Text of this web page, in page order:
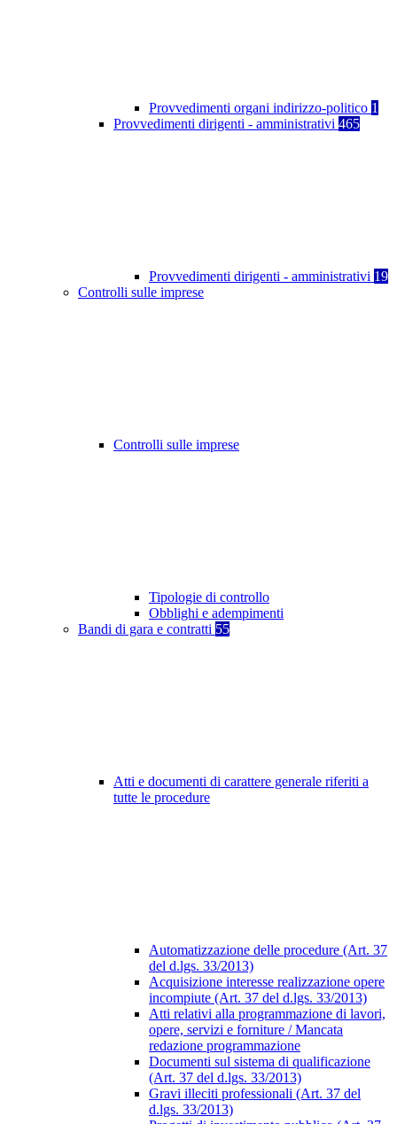
Provvedimenti organi indirizzo-politico 1
Provvedimenti dirigenti - amministrativi 465
Provvedimenti dirigenti - amministrativi 19
Controlli sulle imprese
Controlli sulle imprese
Tipologie di controllo
Obblighi e adempimenti
Bandi di gara e contratti 55
Atti e documenti di carattere generale riferiti a
tutte le procedure
Automatizzazione delle procedure (Art. 37
del d.lgs. 33/2013)
Acquisizione interesse realizzazione opere
incompiute (Art. 37 del d.lgs. 33/2013)
Atti relativi alla programmazione di lavori,
opere, servizi e forniture / Mancata
redazione programmazione
Documenti sul sistema di qualificazione
(Art. 37 del d.lgs. 33/2013)
Gravi illeciti professionali (Art. 37 del
d.lgs. 33/2013)